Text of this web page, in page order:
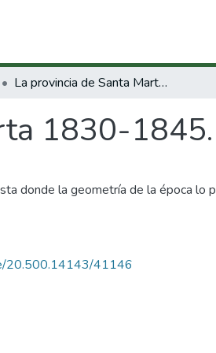
La provincia de Santa Marta 1830-1845.
1830-1845.
donde la geometría de la época lo
20.500.14143/41146